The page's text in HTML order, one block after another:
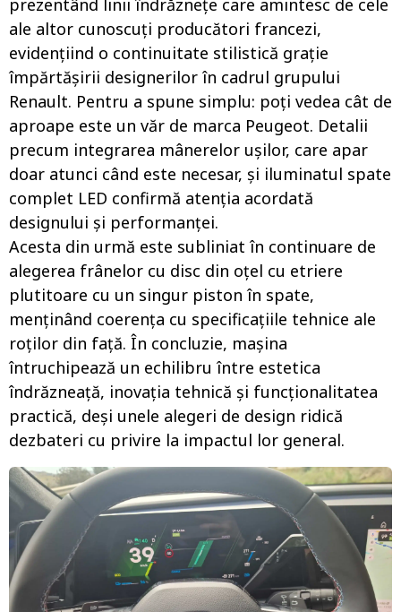
ale altor cunoscuți producători francezi,
evidențiind o continuitate stilistică grație
împărtășirii designerilor în cadrul grupului
Renault. Pentru a spune simplu: poți vedea cât de
aproape este un văr de marca Peugeot. Detalii
precum integrarea mânerelor ușilor, care apar
doar atunci când este necesar, și iluminatul spate
complet LED confirmă atenția acordată
designului și performanței.
Acesta din urmă este subliniat în continuare de
alegerea frânelor cu disc din oțel cu etriere
plutitoare cu un singur piston în spate,
menținând coerența cu specificațiile tehnice ale
roților din față. În concluzie, mașina
întruchipează un echilibru între estetica
îndrăzneață, inovația tehnică și funcționalitatea
practică, deși unele alegeri de design ridică
dezbateri cu privire la impactul lor general.